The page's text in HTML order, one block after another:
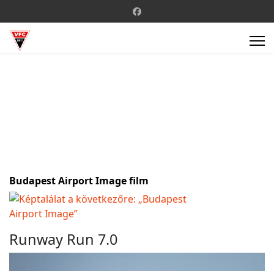
Budapest Airport Image film
Runway Run 7.0